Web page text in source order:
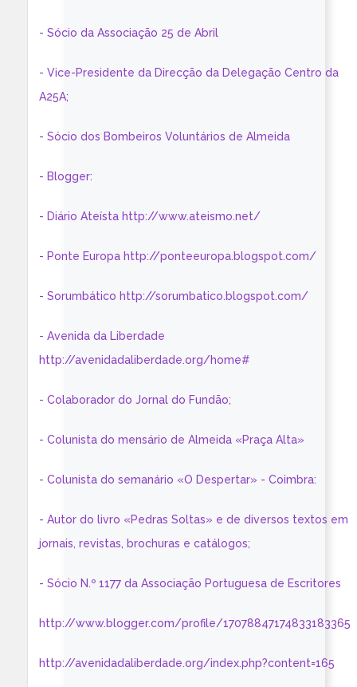
- Sócio da Associação 25 de Abril
- Vice-Presidente da Direcção da Delegação Centro da
A25A;
- Sócio dos Bombeiros Voluntários de Almeida
- Blogger:
- Diário Ateísta http://www.ateismo.net/
- Ponte Europa http://ponteeuropa.blogspot.com/
- Sorumbático http://sorumbatico.blogspot.com/
- Avenida da Liberdade
http://avenidadaliberdade.org/home#
- Colaborador do Jornal do Fundão;
- Colunista do mensário de Almeida «Praça Alta»
- Colunista do semanário «O Despertar» - Coimbra:
- Autor do livro «Pedras Soltas» e de diversos textos em
jornais, revistas, brochuras e catálogos;
- Sócio N.º 1177 da Associação Portuguesa de Escritores
http://www.blogger.com/profile/17078847174833183365
http://avenidadaliberdade.org/index.php?content=165